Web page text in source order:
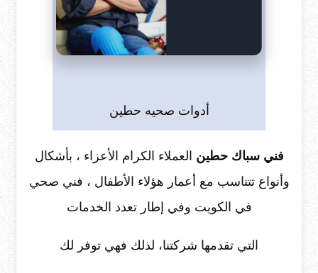
أدوات صحيه حطين
فني سباك حطين العملاء الكرام الأعزاء ، بأشكال
وأنواع تتناسب مع أعمار هؤلاء الأطفال ، فني صحي
في الكويت وفي إطار تعدد الخدمات
التي تقدمها شركتنا، لذلك فهي توفر لك